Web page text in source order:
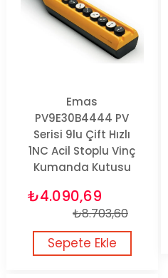
Emas
PV9E30B4444 PV
Serisi 9lu Çift Hızlı
1NC Acil Stoplu Vinç
Kumanda Kutusu
₺4.090,69
₺8.703,60
Sepete Ekle